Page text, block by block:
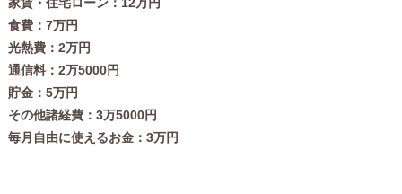
家賃・住宅ローン：12万円
食費：7万円
光熱費：2万円
通信料：2万5000円
貯金：5万円
その他諸経費：3万5000円
毎月自由に使えるお金：3万円